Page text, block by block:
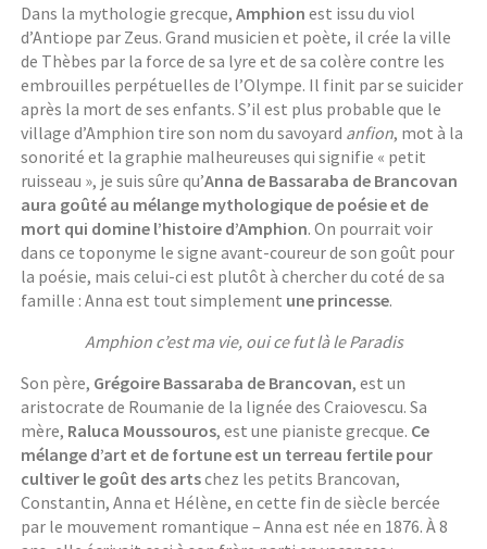
Dans la mythologie grecque,Amphion est issu du viol
d’Antiope par Zeus. Grand musicien et poète, il crée la ville
de Thèbes par la force de sa lyre et de sa colère contre les
embrouilles perpétuelles de l’Olympe. Il finit par se suicider
après la mort de ses enfants. S’il est plus probable que le
village d’Amphion tire son nom du savoyard anfion, mot à la
sonorité et la graphie malheureuses qui signifie « petit
ruisseau », je suis sûre qu’Anna de Bassaraba de Brancovan
aura goûté au mélange mythologique de poésie et de
mort qui domine l’histoire d’Amphion. On pourrait voir
dans ce toponyme le signe avant-coureur de son goût pour
la poésie, mais celui-ci est plutôt à chercher du coté de sa
famille : Anna est tout simplement une princesse.
Amphion c’est ma vie, oui ce fut là le Paradis
Son père, Grégoire Bassaraba de Brancovan, est un
aristocrate de Roumanie de la lignée des Craiovescu. Sa
mère, Raluca Moussouros, est une pianiste grecque. Ce
mélange d’art et de fortune est un terreau fertile pour
cultiver le goût des artschez les petits Brancovan,
Constantin, Anna et Hélène, en cette fin de siècle bercée
par le mouvement romantique – Anna est née en 1876. À 8